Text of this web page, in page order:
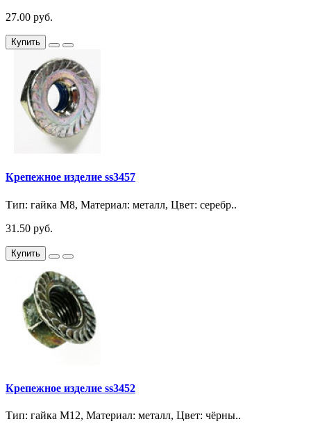
27.00 руб.
Купить
Крепежное изделие ss3457
Тип: гайка М8, Материал: металл, Цвет: серебр..
31.50 руб.
Купить
Крепежное изделие ss3452
Тип: гайка М12, Материал: металл, Цвет: чёрны..